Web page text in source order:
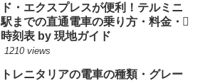
ド・エクスプレスが便利！テルミニ
駅までの直通電車の乗り方・料金・
時刻表 by 現地ガイド
1210 views
トレニタリアの電車の種類・グレー